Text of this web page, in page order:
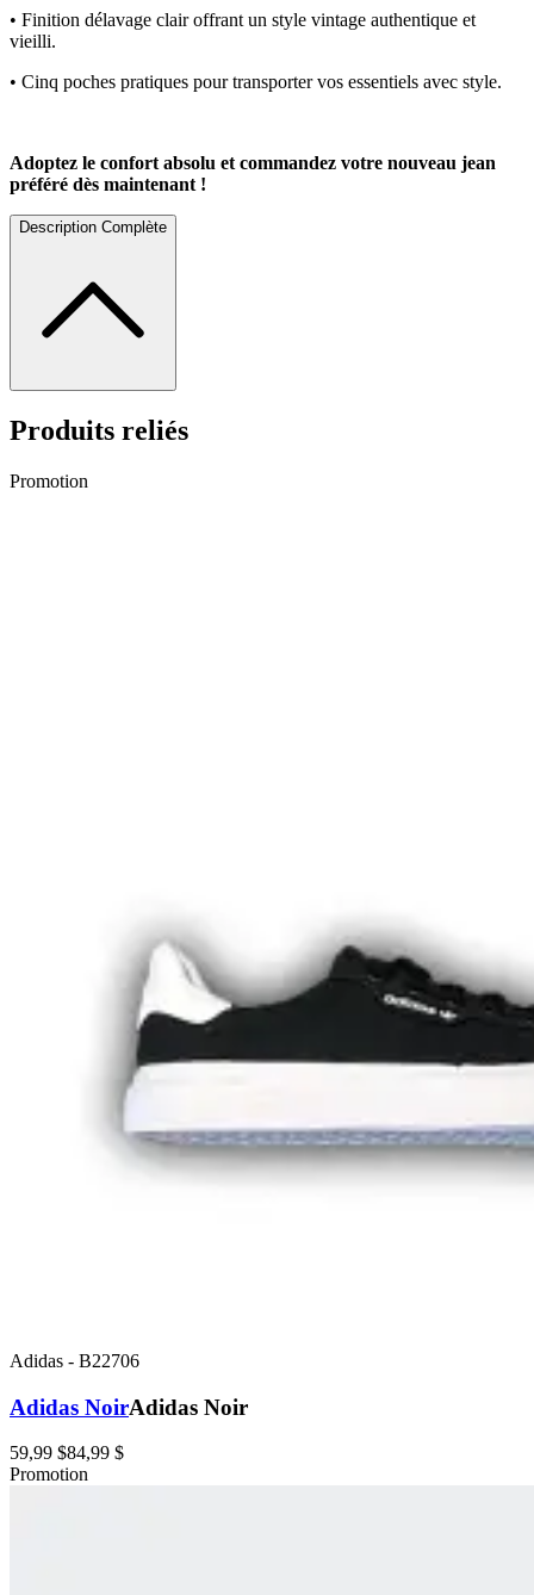
• Finition délavage clair offrant un style vintage authentique et
vieilli.
• Cinq poches pratiques pour transporter vos essentiels avec style.
Adoptez le confort absolu et commandez votre nouveau jean
préféré dès maintenant !
Description Complète
Produits reliés
Promotion
Adidas - B22706
Adidas NoirAdidas Noir
59,99 $84,99 $
Promotion